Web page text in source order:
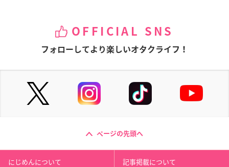
OFFICIAL SNS
フォローしてより楽しいオタクライフ！
ページの先頭へ
にじめんについて 記事掲載について